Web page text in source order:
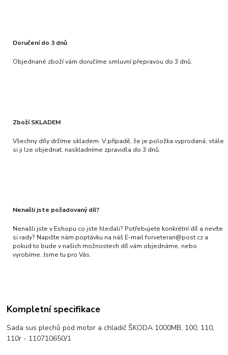
Doručení do 3 dnů
Objednané zboží vám doručíme smluvní přepravou do 3 dnů.
Zboží SKLADEM
Všechny díly držíme skladem. V případě, že je položka vyprodaná, stále
si ji lze objednat, naskladníme zpravidla do 3 dnů.
Nenašli jste požadovaný díl?
Nenašli jste v Eshopu co jste hledali? Potřebujete konkrétní díl a nevíte
si rady? Napište nám poptávku na náš E-mail forveteran@post.cz a
pokud to bude v našich možnostech díl vám objednáme, nebo
vyrobíme. Jsme tu pro Vás.
Kompletní specifikace
Sada sus plechů pod motor a chladič ŠKODA 1000MB, 100, 110,
110r - 110710650/1